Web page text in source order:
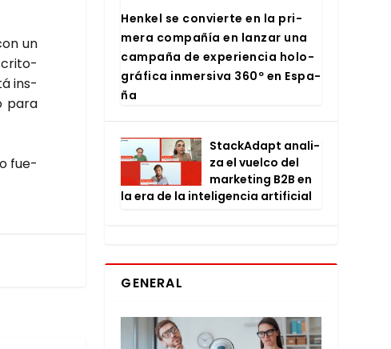
un
ins­
para
fue­
Hen­kel se con­vier­te en la pri­
me­ra com­pa­ñía en lan­zar una
cam­pa­ña de expe­rien­cia holo­
grá­fi­ca inmer­si­va 360º en Espa­
ña
Stac­kA­dapt ana­li­
za el vuel­co del
mar­ke­ting B2B en
la era de la inte­li­gen­cia arti­fi­cial
GENERAL